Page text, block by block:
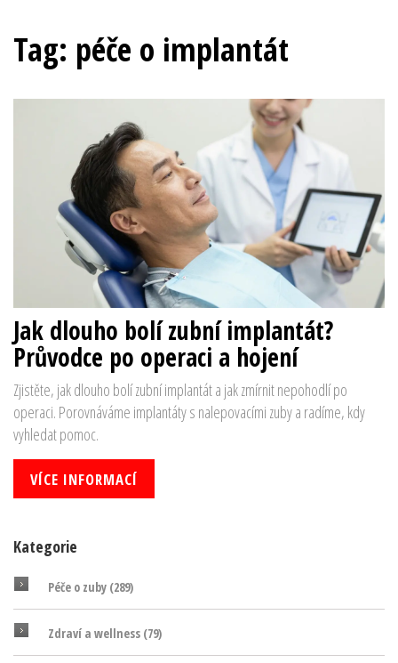
Tag: péče o implantát
Jak dlouho bolí zubní implantát?
Průvodce po operaci a hojení
Zjistěte, jak dlouho bolí zubní implantát a jak zmírnit nepohodlí po
operaci. Porovnáváme implantáty s nalepovacími zuby a radíme, kdy
vyhledat pomoc.
VÍCE INFORMACÍ
Kategorie
Péče o zuby (289)
Zdraví a wellness (79)